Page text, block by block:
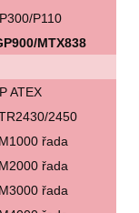
P110
MTX838
ATEX
2450
řada
řada
řada